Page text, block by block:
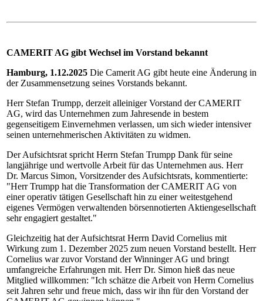
CAMERIT AG gibt Wechsel im Vorstand bekannt
Hamburg, 1.12.2025 Die Camerit AG gibt heute eine Änderung in
der Zusammensetzung seines Vorstands bekannt.
Herr Stefan Trumpp, derzeit alleiniger Vorstand der CAMERIT
AG, wird das Unternehmen zum Jahresende in bestem
gegenseitigem Einvernehmen verlassen, um sich wieder intensiver
seinen unternehmerischen Aktivitäten zu widmen.
Der Aufsichtsrat spricht Herrn Stefan Trumpp Dank für seine
langjährige und wertvolle Arbeit für das Unternehmen aus. Herr
Dr. Marcus Simon, Vorsitzender des Aufsichtsrats, kommentierte:
"Herr Trumpp hat die Transformation der CAMERIT AG von
einer operativ tätigen Gesellschaft hin zu einer weitestgehend
eigenes Vermögen verwaltenden börsennotierten Aktiengesellschaft
sehr engagiert gestaltet."
Gleichzeitig hat der Aufsichtsrat Herrn David Cornelius mit
Wirkung zum 1. Dezember 2025 zum neuen Vorstand bestellt. Herr
Cornelius war zuvor Vorstand der Winninger AG und bringt
umfangreiche Erfahrungen mit. Herr Dr. Simon hieß das neue
Mitglied willkommen: "Ich schätze die Arbeit von Herrn Cornelius
seit Jahren sehr und freue mich, dass wir ihn für den Vorstand der